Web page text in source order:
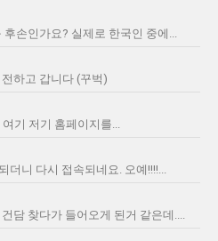
손인가요? 실제로 한국인 중에...
하고 갑니다 (꾸벅)
기 저기 홈페이지를...
더니 다시 접속되네요. 오예!!!!...
담 찾다가 들어오게 된거 같은데....